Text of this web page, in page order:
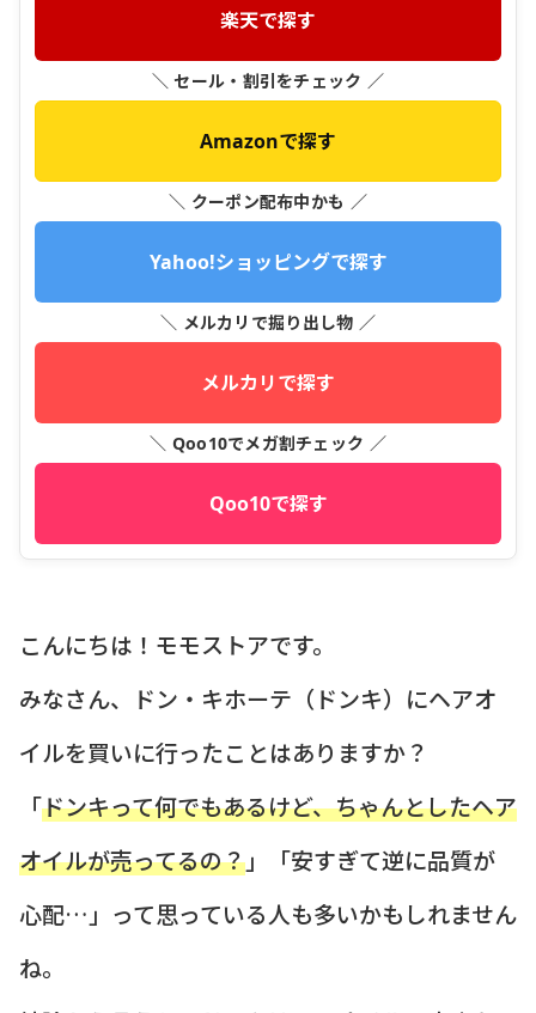
楽天で探す
＼ セール・割引をチェック ／
Amazonで探す
＼ クーポン配布中かも ／
Yahoo!ショッピングで探す
＼ メルカリで掘り出し物 ／
メルカリで探す
＼ Qoo10でメガ割チェック ／
Qoo10で探す
こんにちは！モモストアです。
みなさん、ドン・キホーテ（ドンキ）にヘアオ
イルを買いに行ったことはありますか？
「ドンキって何でもあるけど、ちゃんとしたヘア
オイルが売ってるの？」「安すぎて逆に品質が
心配…」って思っている人も多いかもしれません
ね。